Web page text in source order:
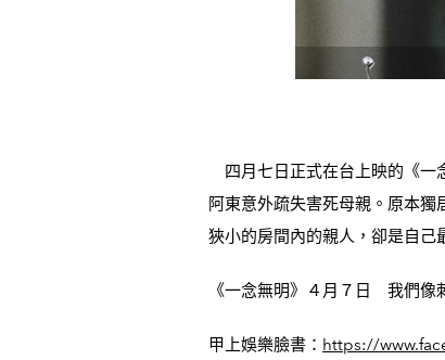
四月七日正式在台上映的《一
阿東意外疏失害死母親。原本
狹小的房間內的親人，卻是自己
《一念無明》４月７日 我們像
甲上娛樂臉書： https://